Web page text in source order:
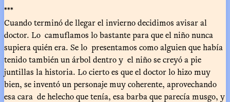
***
Cuando terminó de llegar el invierno decidimos avisar al
doctor. Lo camuflamos lo bastante para que el niño nunca
supiera quién era. Se lo presentamos como alguien que había
tenido también un árbol dentro y el niño se creyó a pie
juntillas la historia. Lo cierto es que el doctor lo hizo muy
bien, se inventó un personaje muy coherente, aprovechando
esa cara de helecho que tenía, esa barba que parecía musgo, y